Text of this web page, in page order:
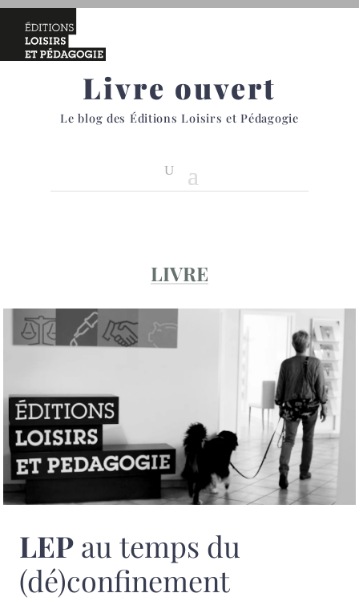
Livre ouvert
Le blog des Éditions Loisirs et Pédagogie
LIVRE
LEP au temps du
(dé)confinement